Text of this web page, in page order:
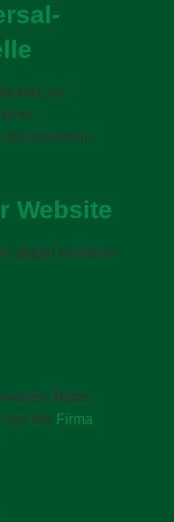
an
teilzunehmen.
Website
digital evolution
Bilder
von der Firma